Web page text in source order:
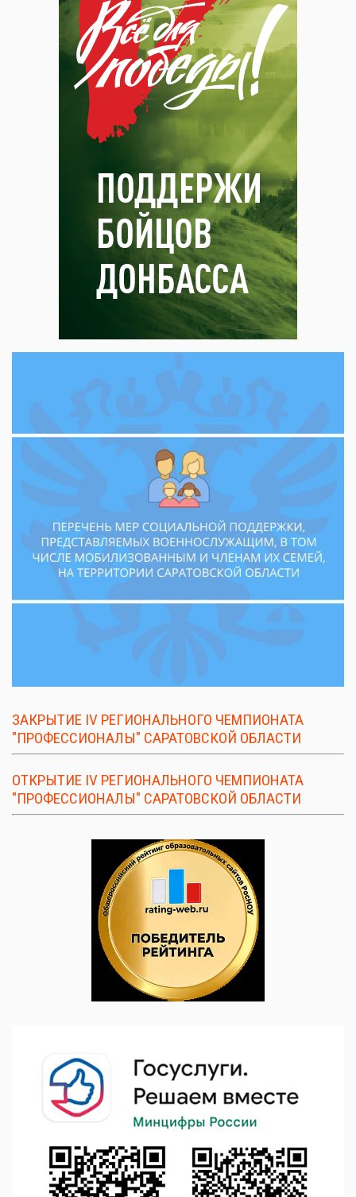
ЗАКРЫТИЕ IV РЕГИОНАЛЬНОГО ЧЕМПИОНАТА
"ПРОФЕССИОНАЛЫ" САРАТОВСКОЙ ОБЛАСТИ
ОТКРЫТИЕ IV РЕГИОНАЛЬНОГО ЧЕМПИОНАТА
"ПРОФЕССИОНАЛЫ" САРАТОВСКОЙ ОБЛАСТИ